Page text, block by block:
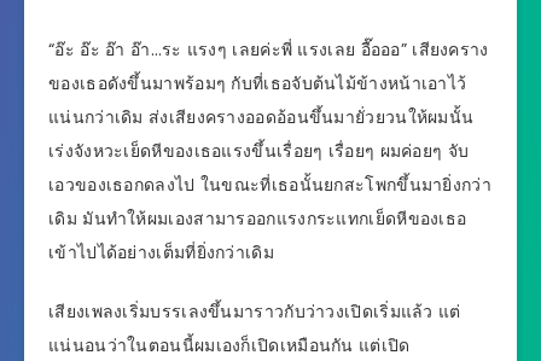
“อ๊ะ อ๊ะ อ๊า อ๊า…ระ แรงๆ เลยค่ะพี่ แรงเลย อื๊อออ” เสียงคราง
ของเธอดังขึ้นมาพร้อมๆ กับที่เธอจับต้นไม้ข้างหน้าเอาไว้
แน่นกว่าเดิม ส่งเสียงครางออดอ้อนขึ้นมายั่วยวนให้ผมนั้น
เร่งจังหวะเย็ดหีของเธอแรงขึ้นเรื่อยๆ เรื่อยๆ ผมค่อยๆ จับ
เอวของเธอกดลงไป ในขณะที่เธอนั้นยกสะโพกขึ้นมายิ่งกว่า
เดิม มันทำให้ผมเองสามารออกแรงกระแทกเย็ดหีของเธอ
เข้าไปได้อย่างเต็มที่ยิ่งกว่าเดิม
เสียงเพลงเริ่มบรรเลงขึ้นมาราวกับว่าวงเปิดเริ่มแล้ว แต่
แน่นอนว่าในตอนนี้ผมเองก็เปิดเหมือนกัน แต่เปิด